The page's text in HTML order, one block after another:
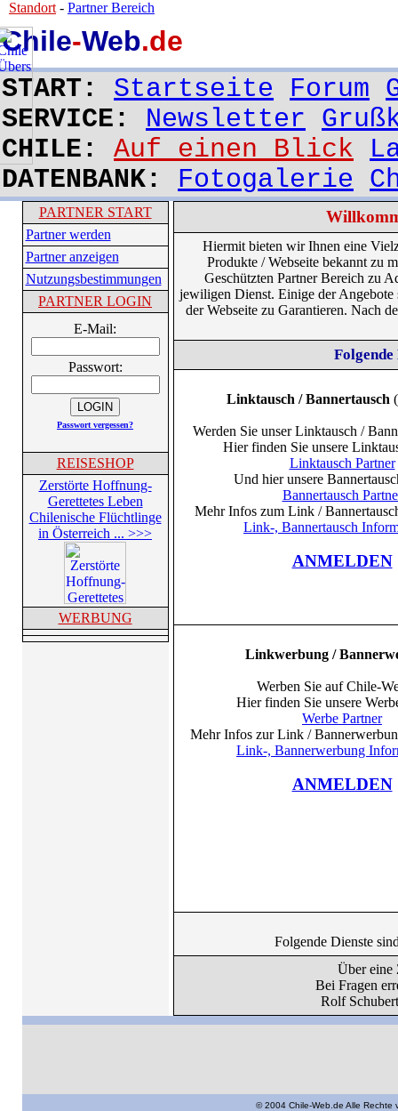
Chile-Web.de
START: Startseite Forum
SERVICE: Newsletter
CHILE: Auf einen Blick
DATENBANK: Fotogalerie
Standort - Partner Bereich
PARTNER START
Partner werden
Partner anzeigen
Nutzungsbestimmungen
PARTNER LOGIN
E-Mail:
Passwort:
Passwort vergessen?
REISESHOP
Zerstörte Hoffnung-
Gerettetes Leben
Chilenische Flüchtlinge
in Österreich ... >>>
WERBUNG
Hiermit bieten wir Ihnen eine
Produkte / Webseite bekannt zu
Geschützten Partner Bereich zu
jewiligen Dienst. Einige der
der Webseite zu Garantieren. Nach
Linktausch / Bannertausch
Werden Sie unser Linktausch /
Hier finden Sie unsere
Linktausch Partner
Und hier unsere
Bannertausch
Mehr Infos zum Link /
Link-, Bannertausch
ANMELDEN
Linkwerbung /
Werben Sie auf Chile-
Hier finden Sie unsere
Werbe Partner
Mehr Infos zur Link /
Link-, Bannerwerbung
ANMELDEN
Folgende Dienste
Über eine
Bei Fragen
Rolf
© 2004 Chile-Web.de Alle Rechte